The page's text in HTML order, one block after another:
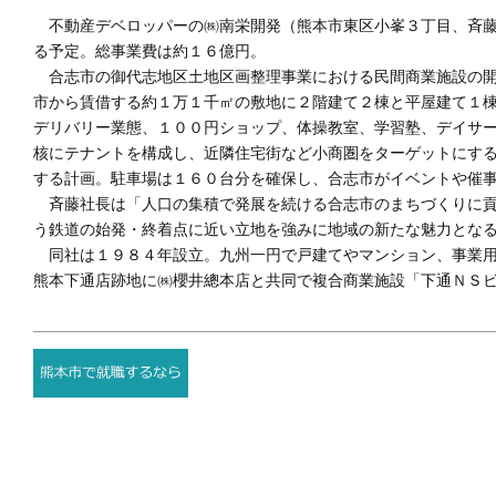
不動産デベロッパーの㈱南栄開発（熊本市東区小峯３丁目、斉
る予定。総事業費は約１６億円。
合志市の御代志地区土地区画整理事業における民間商業施設の
市から賃借する約１万１千㎡の敷地に２階建て２棟と平屋建て
デリバリー業態、１００円ショップ、体操教室、学習塾、デイ
核にテナントを構成し、近隣住宅街など小商圏をターゲットに
する計画。駐車場は１６０台分を確保し、合志市がイベントや催
斉藤社長は「人口の集積で発展を続ける合志市のまちづくりに
う鉄道の始発・終着点に近い立地を強みに地域の新たな魅力とな
同社は１９８４年設立。九州一円で戸建てやマンション、事業
熊本下通店跡地に㈱櫻井總本店と共同で複合商業施設「下通Ｎ